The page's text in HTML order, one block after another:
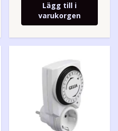
Lägg till i
varukorgen